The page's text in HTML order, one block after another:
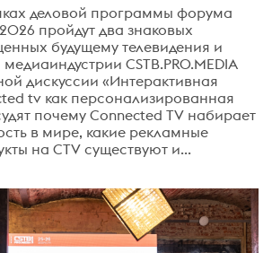
деловой программы форума
2026 пройдут два знаковых
будущему телевидения и
CSTB.PRO.MEDIA
дискуссии «Интерактивная
tv как персонализированная
почему Connected TV набирает
в мире, какие рекламные
на CTV существуют и...